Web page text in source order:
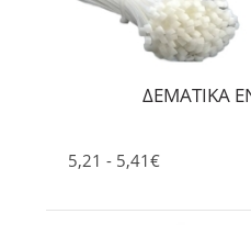
ΔΕΜΑΤΙΚΑ
5,21 - 5,41€